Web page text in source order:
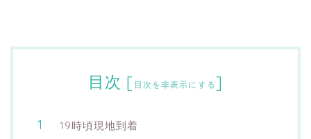
目次 [ 目次を非表示にする]
19時頃現地到着